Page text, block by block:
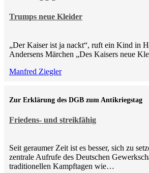
Trumps neue Kleider
„Der Kaiser ist ja nackt“, ruft ein Kind in
Andersens Märchen „Des Kaisers neue
Manfred Ziegler
Friedens- und streikfähig
Zur Erklärung des DGB zum Antikriegstag
Seit geraumer Zeit ist es besser, sich zu
zentrale Aufrufe des Deutschen
traditionellen Kampftagen wie…